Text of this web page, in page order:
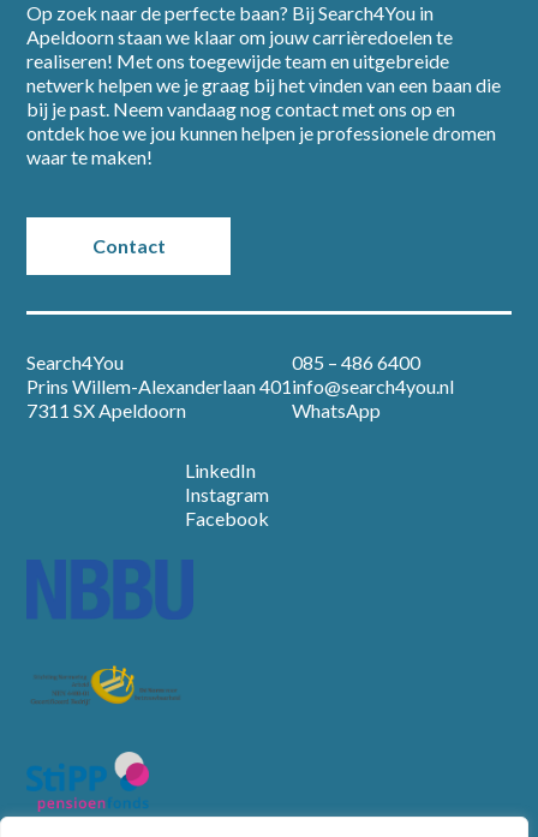
Op zoek naar de perfecte baan? Bij Search4You in
Apeldoorn staan we klaar om jouw carrièredoelen te
realiseren! Met ons toegewijde team en uitgebreide
netwerk helpen we je graag bij het vinden van een baan die
bij je past. Neem vandaag nog contact met ons op en
ontdek hoe we jou kunnen helpen je professionele dromen
waar te maken!
Contact
Search4You
Prins Willem-Alexanderlaan 401
7311 SX Apeldoorn
085 – 486 6400
info@search4you.nl
WhatsApp
LinkedIn
Instagram
Facebook